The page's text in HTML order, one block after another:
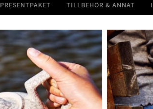
PRESENTPAKET TILLBEHÖR & ANNAT